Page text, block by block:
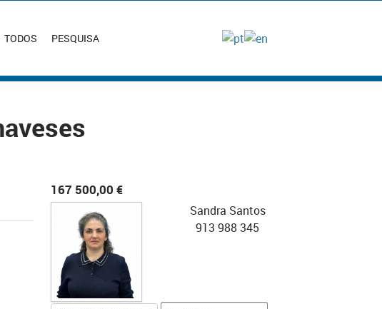
TODOS PESQUISA
167 500,00 €
Sandra Santos
913 988 345